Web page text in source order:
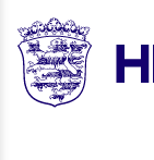
HESSEN -